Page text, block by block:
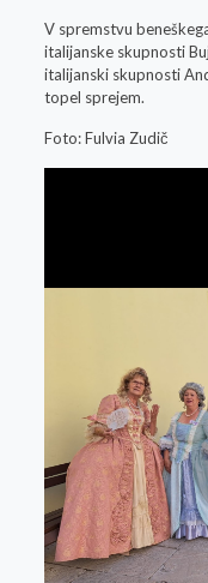
V spremstvu
italijanske skupnosti
italijanski skupnosti
topel sprejem.
Foto: Fulvia Zudič